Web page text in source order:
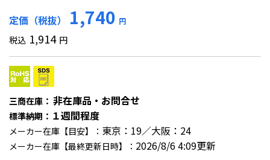
定価（税抜） 1,740 円
税込 1,914 円
三商在庫： 非在庫品・お問合せ
標準納期： １週間程度
メーカー在庫【目安】： 東京：19／大阪：24
メーカー在庫【最終更新日時】： 2026/8/6 4:09更新